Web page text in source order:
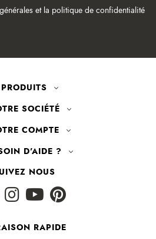
et la politique de confidentialité
PRODUITS
SOCIÉTÉ
COMPTE
D'AIDE ?
NOUS
RAPIDE